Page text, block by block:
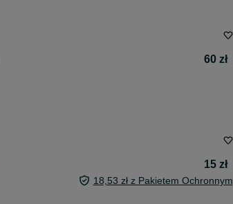
60 zł
15 zł
18,53 zł z Pakietem Ochronnym